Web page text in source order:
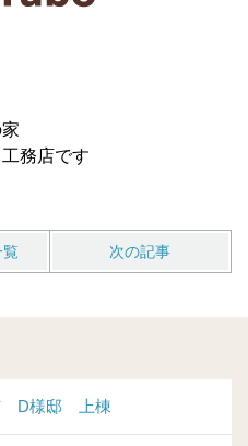
務店です
覧 次の記事
D様邸 上棟